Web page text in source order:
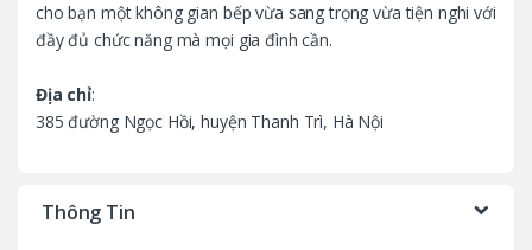
cho bạn một không gian bếp vừa sang trọng vừa tiện nghi với
đầy đủ chức năng mà mọi gia đình cần.
Địa chỉ:
385 đường Ngọc Hồi, huyện Thanh Trì, Hà Nội
Thông Tin